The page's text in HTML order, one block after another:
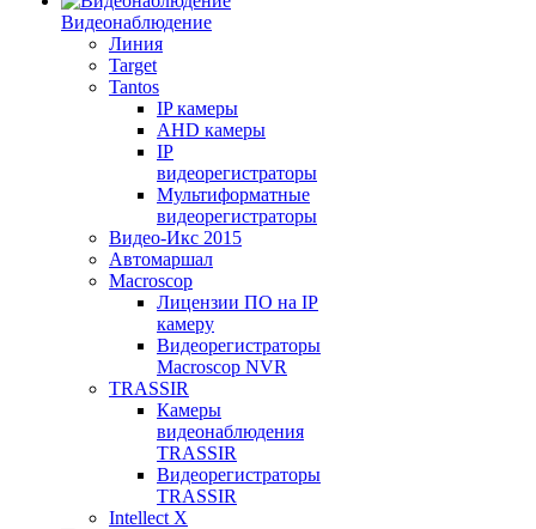
Видеонаблюдение
Линия
Target
Tantos
IP камеры
AHD камеры
IP
видеорегистраторы
Мультиформатные
видеорегистраторы
Видео-Икс 2015
Автомаршал
Macroscop
Лицензии ПО на IP
камеру
Видеорегистраторы
Macroscop NVR
TRASSIR
Камеры
видеонаблюдения
TRASSIR
Видеорегистраторы
TRASSIR
Intellect X